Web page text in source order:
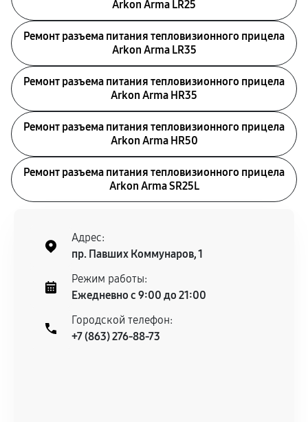
Arkon Arma LR25
Ремонт разъема питания тепловизионного прицела
Arkon Arma LR35
Ремонт разъема питания тепловизионного прицела
Arkon Arma HR35
Ремонт разъема питания тепловизионного прицела
Arkon Arma HR50
Ремонт разъема питания тепловизионного прицела
Arkon Arma SR25L
Адрес:
пр. Павших Коммунаров, 1
Режим работы:
Ежедневно с 9:00 до 21:00
Городской телефон:
+7 (863) 276-88-73